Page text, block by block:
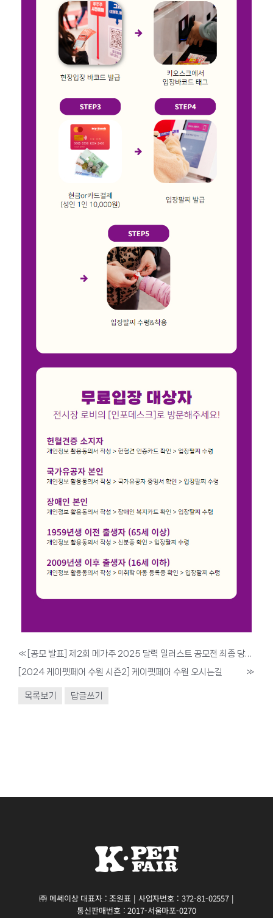
«
[공모 발표] 제2회 메가주 2025 달력 일러스트 공모전 최종 당선작 발표
[2024 케이펫페어 수원 시즌2] 케이펫페어 수원 오시는길
»
목록보기 답글쓰기
㈜ 메쎄이상 대표자 : 조원표 | 사업자번호 : 372-81-02557 |
통신판매번호 : 2017-서울마포-0270